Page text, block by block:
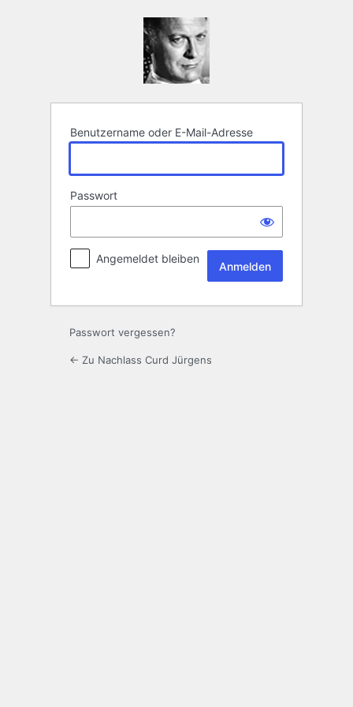
Benutzername oder E-Mail-Adresse
Passwort
Angemeldet bleiben
Passwort vergessen?
← Zu Nachlass Curd Jürgens